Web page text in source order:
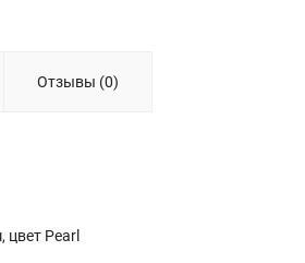
Отзывы (0)
цвет Pearl